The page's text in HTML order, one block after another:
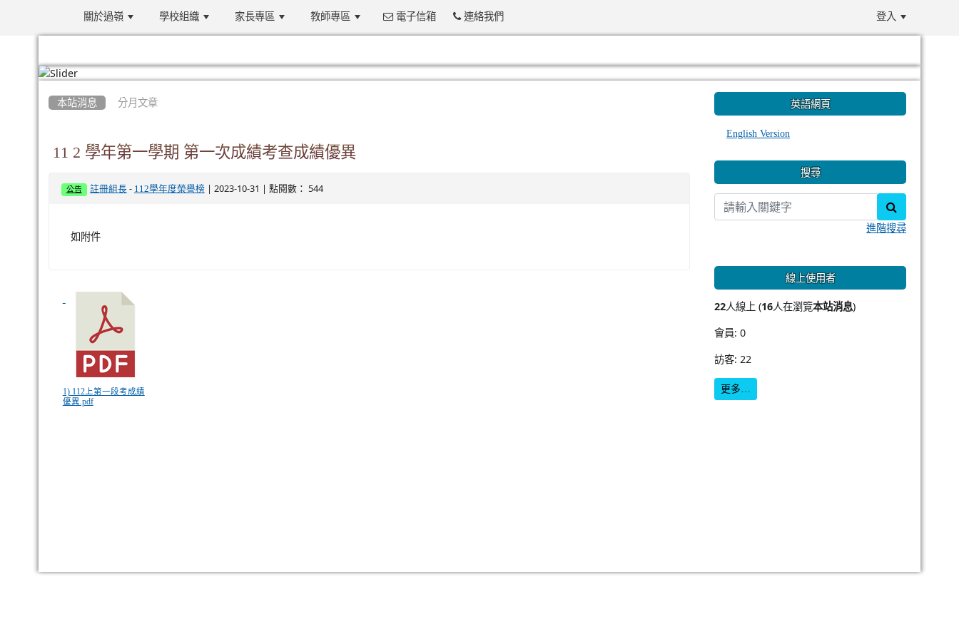
關於過嶺 學校組織 家長專區 教師專區 電子信箱 連絡我們 登入
本站消息 分月文章
11 2 學年第一學期 第一次成績考查成績優異
公告 註冊組長- 112學年度榮譽榜| 2023-10-31 | 點閱數： 544
如附件
1) 112上第一段考成績
優異.pdf
英語網頁
English Version
搜尋
進階搜尋
線上使用者
22人線上 (16人在瀏覽本站消息)
會員: 0
訪客: 22
更多…